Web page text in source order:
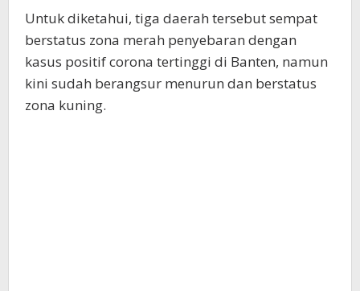
Untuk diketahui, tiga daerah tersebut sempat
berstatus zona merah penyebaran dengan
kasus positif corona tertinggi di Banten, namun
kini sudah berangsur menurun dan berstatus
zona kuning.